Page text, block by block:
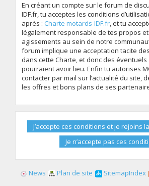
En créant un compte sur le forum de
IDF.fr, tu acceptes les conditions
après : Charte motards-IDF.fr, et tu
légalement responsable de tes propos
agissements au sein de notre
forum implique une acceptation tacite
dans cette Charte, et donc des
pourraient avoir lieu. Enfin tu autorises
contacter par mail sur l’actualité du site,
les offres et bons plans de ses
News Plan de site SitemapIndex